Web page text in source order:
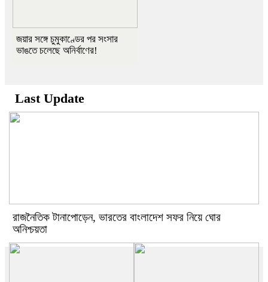
জয়ার সঙ্গে চুমুকাণ্ডের পর সংসার
ভাঙতে চলেছে অনির্বাণের!
Last Update
রাজনৈতিক টানাপোড়েন, ভারতের বাংলাদেশ সফর নিয়ে ঘোর
অনিশ্চয়তা